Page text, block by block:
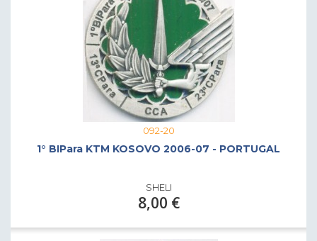
092-20
1° BIPara KTM KOSOVO 2006-07 - PORTUGAL
SHELI
8,00 €